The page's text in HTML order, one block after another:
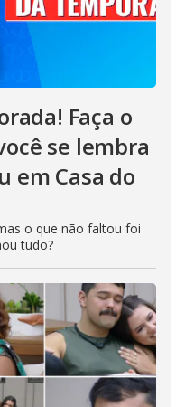
Faça o
se lembra
em Casa do
o que não faltou foi
tudo?